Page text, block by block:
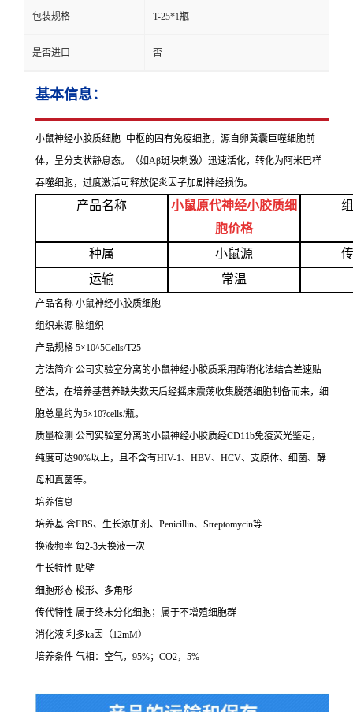
包装规格 T-25*1瓶
是否进口 否
基本信息：
小鼠神经小胶质细胞- 中枢的固有免疫细胞，源自卵黄囊巨噬细胞前
体，呈分支状静息态。（如Aβ斑块刺激）迅速活化，转化为阿米巴样
吞噬细胞，过度激活可释放促炎因子加剧神经损伤。
产品名称
小鼠原代神经小胶质细
胞价格
种属 小鼠源
运输
常温
产品名称 小鼠神经小胶质细胞
组织来源 脑组织
产品规格 5×10^5Cells/T25
方法简介 公司实验室分离的小鼠神经小胶质采用酶消化法结合差速贴
壁法，在培养基营养缺失数天后经摇床震荡收集脱落细胞制备而来，细
胞总量约为5×10?cells/瓶。
质量检测 公司实验室分离的小鼠神经小胶质经CD11b免疫荧光鉴定，
纯度可达90%以上，且不含有HIV-1、HBV、HCV、支原体、细菌、酵
母和真菌等。
培养信息
培养基 含FBS、生长添加剂、Penicillin、Streptomycin等
换液频率 每2-3天换液一次
生长特性 贴壁
细胞形态 梭形、多角形
传代特性 属于终末分化细胞；属于不增殖细胞群
消化液 利多ka因（12mM）
培养条件 气相：空气， 95%；CO2，5%